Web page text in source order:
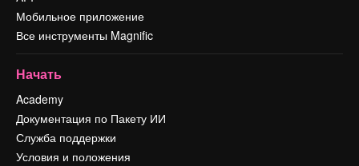
Мобильное приложение
Все инструменты Magnific
Начать
Academy
Документация по Пакету ИИ
Служба поддержки
Условия и положения